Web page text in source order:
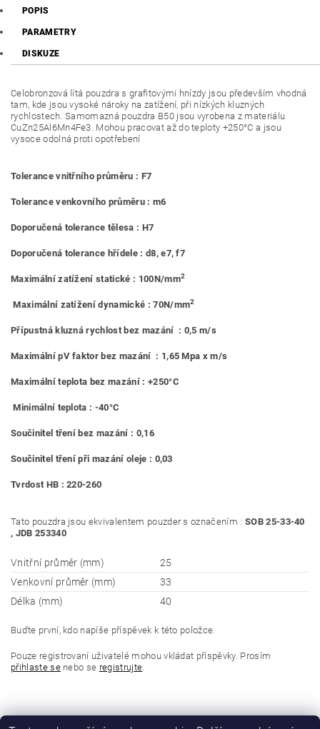
POPIS
PARAMETRY
DISKUZE
Celobronzová lítá pouzdra s grafitovými hnízdy jsou především vhodná
tam, kde jsou vysoké nároky na zatížení, při nízkých kluzných
rychlostech. Samomazná pouzdra B50 jsou vyrobena z materiálu
CuZn25Al6Mn4Fe3. Mohou pracovat až do teploty +250°C a jsou
vysoce odolná proti opotřebení
Tolerance vnitřního průměru : F7
Tolerance venkovního průměru : m6
Doporučená tolerance tělesa : H7
Doporučená tolerance hřídele : d8, e7, f7
Maximální zatížení statické : 100N/mm2
Maximální zatížení dynamické : 70N/mm2
Přípustná kluzná rychlost bez mazání : 0,5 m/s
Maximální pV faktor bez mazání : 1,65 Mpa x m/s
Maximální teplota bez mazání : +250°C
Minimální teplota : -40°C
Součinitel tření bez mazání : 0,16
Součinitel tření při mazání oleje : 0,03
Tvrdost HB : 220-260
Tato pouzdra jsou ekvivalentem pouzder s označením : SOB 25-33-40
, JDB 253340
Vnitřní průměr (mm)
25
Venkovní průměr (mm)
33
Délka (mm)
40
Buďte první, kdo napíše příspěvek k této položce.
Pouze registrovaní uživatelé mohou vkládat příspěvky. Prosím
přihlaste senebo se registrujte.